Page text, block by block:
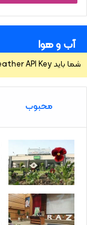
آب و هوا
شما باید Weather API Key را در صفحه تنظیمات قالب > ادغام تنظیم کنید.
محبوب